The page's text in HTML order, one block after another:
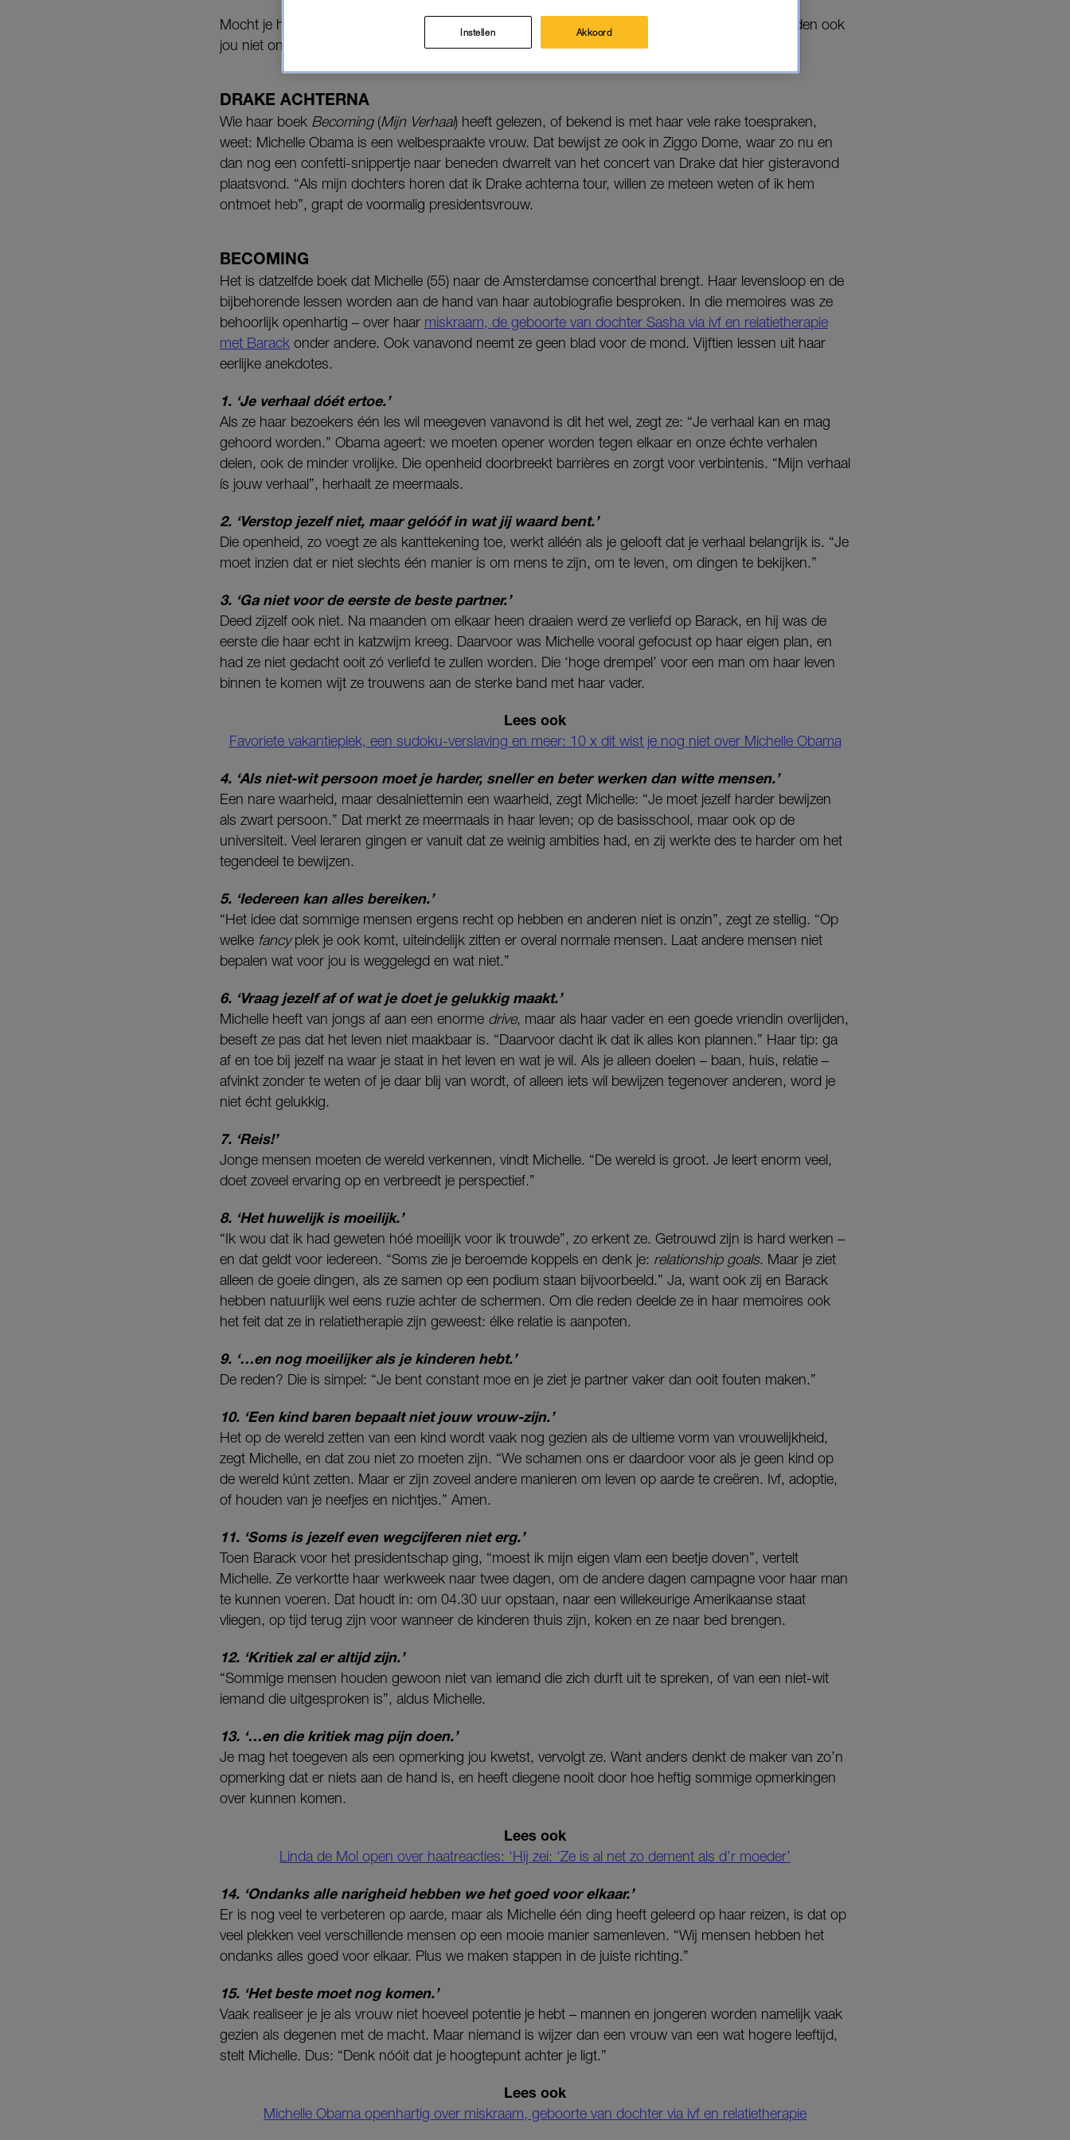
Mocht je het hebben gemist, geen nood: we schreven mee, zodat Michelles inspirerende woorden ook
jou niet ontgaan.
DRAKE ACHTERNA
Wie haar boek Becoming(Mijn Verhaal) heeft gelezen, of bekend is met haar vele rake toespraken,
weet: Michelle Obama is een welbespraakte vrouw. Dat bewijst ze ook in Ziggo Dome, waar zo nu en
dan nog een confetti-snippertje naar beneden dwarrelt van het concert van Drake dat hier gisteravond
plaatsvond. “Als mijn dochters horen dat ik Drake achterna tour, willen ze meteen weten of ik hem
ontmoet heb”, grapt de voormalig presidentsvrouw.
BECOMING
Het is datzelfde boek dat Michelle (55) naar de Amsterdamse concerthal brengt. Haar levensloop en de
bijbehorende lessen worden aan de hand van haar autobiografie besproken. In die memoires was ze
behoorlijk openhartig – over haar miskraam, de geboorte van dochter Sasha via ivf en relatietherapie
met Barack onder andere. Ook vanavond neemt ze geen blad voor de mond. Vijftien lessen uit haar
eerlijke anekdotes.
1. ‘Je verhaal dóét ertoe.’
Als ze haar bezoekers één les wil meegeven vanavond is dit het wel, zegt ze: “Je verhaal kan en mag
gehoord worden.” Obama ageert: we moeten opener worden tegen elkaar en onze échte verhalen
delen, ook de minder vrolijke. Die openheid doorbreekt barrières en zorgt voor verbintenis. “Mijn verhaal
ís jouw verhaal”, herhaalt ze meermaals.
2. ‘Verstop jezelf niet, maar gelóóf in wat jij waard bent.’
Die openheid, zo voegt ze als kanttekening toe, werkt alléén als je gelooft dat je verhaal belangrijk is. “Je
moet inzien dat er niet slechts één manier is om mens te zijn, om te leven, om dingen te bekijken.”
3. ‘Ga niet voor de eerste de beste partner.’
Deed zijzelf ook niet. Na maanden om elkaar heen draaien werd ze verliefd op Barack, en hij was de
eerste die haar echt in katzwijm kreeg. Daarvoor was Michelle vooral gefocust op haar eigen plan, en
had ze niet gedacht ooit zó verliefd te zullen worden. Die ‘hoge drempel’ voor een man om haar leven
binnen te komen wijt ze trouwens aan de sterke band met haar vader.
Lees ook
Favoriete vakantieplek, een sudoku-verslaving en meer: 10 x dit wist je nog niet over Michelle Obama
4. ‘Als niet-wit persoon moet je harder, sneller en beter werken dan witte mensen.’
Een nare waarheid, maar desalniettemin een waarheid, zegt Michelle: “Je moet jezelf harder bewijzen
als zwart persoon.” Dat merkt ze meermaals in haar leven; op de basisschool, maar ook op de
universiteit. Veel leraren gingen er vanuit dat ze weinig ambities had, en zij werkte des te harder om het
tegendeel te bewijzen.
5. ‘Iedereen kan alles bereiken.’
“Het idee dat sommige mensen ergens recht op hebben en anderen niet is onzin”, zegt ze stellig. “Op
welke fancyplek je ook komt, uiteindelijk zitten er overal normale mensen. Laat andere mensen niet
bepalen wat voor jou is weggelegd en wat niet.”
6. ‘Vraag jezelf af of wat je doet je gelukkig maakt.’
Michelle heeft van jongs af aan een enorme drive, maar als haar vader en een goede vriendin overlijden,
beseft ze pas dat het leven niet maakbaar is. “Daarvoor dacht ik dat ik alles kon plannen.” Haar tip: ga
af en toe bij jezelf na waar je staat in het leven en wat je wil. Als je alleen doelen – baan, huis, relatie –
afvinkt zonder te weten of je daar blij van wordt, of alleen iets wil bewijzen tegenover anderen, word je
niet écht gelukkig.
7. ‘Reis!’
Jonge mensen moeten de wereld verkennen, vindt Michelle. “De wereld is groot. Je leert enorm veel,
doet zoveel ervaring op en verbreedt je perspectief.”
8. ‘Het huwelijk is moeilijk.’
“Ik wou dat ik had geweten hóé moeilijk voor ik trouwde”, zo erkent ze. Getrouwd zijn is hard werken –
en dat geldt voor iedereen. “Soms zie je beroemde koppels en denk je: relationship goals. Maar je ziet
alleen de goeie dingen, als ze samen op een podium staan bijvoorbeeld.” Ja, want ook zij en Barack
hebben natuurlijk wel eens ruzie achter de schermen. Om die reden deelde ze in haar memoires ook
het feit dat ze in relatietherapie zijn geweest: élke relatie is aanpoten.
9. ‘…en nog moeilijker als je kinderen hebt.’
De reden? Die is simpel: “Je bent constant moe en je ziet je partner vaker dan ooit fouten maken.”
10. ‘Een kind baren bepaalt niet jouw vrouw-zijn.’
Het op de wereld zetten van een kind wordt vaak nog gezien als de ultieme vorm van vrouwelijkheid,
zegt Michelle, en dat zou niet zo moeten zijn. “We schamen ons er daardoor voor als je geen kind op
de wereld kúnt zetten. Maar er zijn zoveel andere manieren om leven op aarde te creëren. Ivf, adoptie,
of houden van je neefjes en nichtjes.” Amen.
11. ‘Soms is jezelf even wegcijferen niet erg.’
Toen Barack voor het presidentschap ging, “moest ik mijn eigen vlam een beetje doven”, vertelt
Michelle. Ze verkortte haar werkweek naar twee dagen, om de andere dagen campagne voor haar man
te kunnen voeren. Dat houdt in: om 04.30 uur opstaan, naar een willekeurige Amerikaanse staat
vliegen, op tijd terug zijn voor wanneer de kinderen thuis zijn, koken en ze naar bed brengen.
12. ‘Kritiek zal er altijd zijn.’
“Sommige mensen houden gewoon niet van iemand die zich durft uit te spreken, of van een niet-wit
iemand die uitgesproken is”, aldus Michelle.
13. ‘…en die kritiek mag pijn doen.’
Je mag het toegeven als een opmerking jou kwetst, vervolgt ze. Want anders denkt de maker van zo’n
opmerking dat er niets aan de hand is, en heeft diegene nooit door hoe heftig sommige opmerkingen
over kunnen komen.
Lees ook
Linda de Mol open over haatreacties: ‘Hij zei: ‘Ze is al net zo dement als d’r moeder’
14. ‘Ondanks alle narigheid hebben we het goed voor elkaar.’
Er is nog veel te verbeteren op aarde, maar als Michelle één ding heeft geleerd op haar reizen, is dat op
veel plekken veel verschillende mensen op een mooie manier samenleven. “Wij mensen hebben het
ondanks alles goed voor elkaar. Plus we maken stappen in de juiste richting.”
15. ‘Het beste moet nog komen.’
Vaak realiseer je je als vrouw niet hoeveel potentie je hebt – mannen en jongeren worden namelijk vaak
gezien als degenen met de macht. Maar niemand is wijzer dan een vrouw van een wat hogere leeftijd,
stelt Michelle. Dus: “Denk nóóit dat je hoogtepunt achter je ligt.”
Lees ook
Michelle Obama openhartig over miskraam, geboorte van dochter via ivf en relatietherapie
Instellen Akkoord